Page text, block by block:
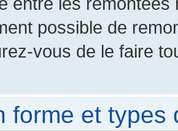
possible de
vous de le faire
forme et types